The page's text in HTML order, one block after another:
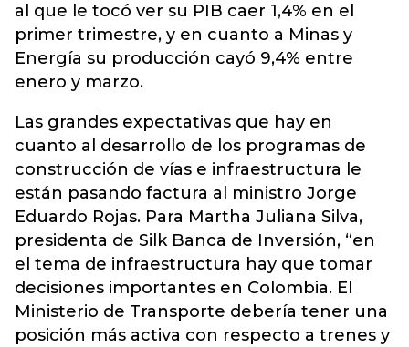
al que le tocó ver su PIB caer 1,4% en el
primer trimestre, y en cuanto a Minas y
Energía su producción cayó 9,4% entre
enero y marzo.
Las grandes expectativas que hay en
cuanto al desarrollo de los programas de
construcción de vías e infraestructura le
están pasando factura al ministro Jorge
Eduardo Rojas. Para Martha Juliana Silva,
presidenta de Silk Banca de Inversión, “en
el tema de infraestructura hay que tomar
decisiones importantes en Colombia. El
Ministerio de Transporte debería tener una
posición más activa con respecto a trenes y